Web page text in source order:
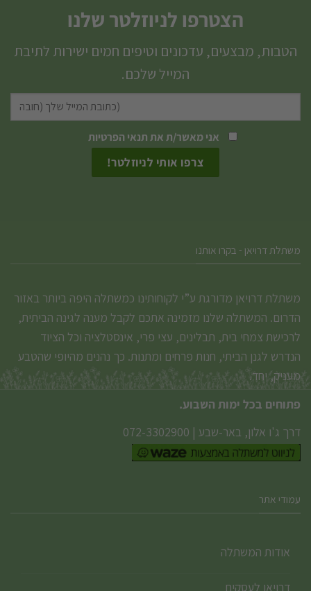
הצטרפו לניוזלטר שלנו
הטבות, מבצעים, עדכונים וטיפים חמים ישירות לתיבת
המייל שלכם.
אני מאשר/ת אתתנאי הפרטיות
משתלת דרויאן - בקרו אותנו
משתלת דרויאן מדורגת ע”י לקוחותינו כמשתלה היפה ביותר באזור
הדרום. המשתלה שלנו מזמינה אתכם לקבל מענה לגינה הביתית,
לרכישת צמחי בית, תבלינים, עצי פרי, אינסטלציה וכל הציוד
הנדרש לגנן הביתי, חנות פרחים ומתנות. כך נהנים מהיופי שהטבע
מעניק, יחד.
פתוחים בכל ימות השבוע.
דרך ג'ו אלון, באר-שבע |
072-3302900
עמודי אתר
אודות המשתלה
דרויאן לעסקים